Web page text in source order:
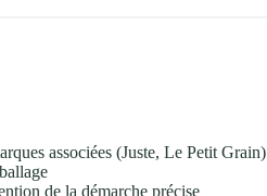
associées (Juste, Le Petit Grain)
de la démarche précise